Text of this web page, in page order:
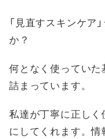
「見直すスキンケア
か？
何となく使っていた
詰まっています。
私達が丁寧に正し
にしてくれます。情